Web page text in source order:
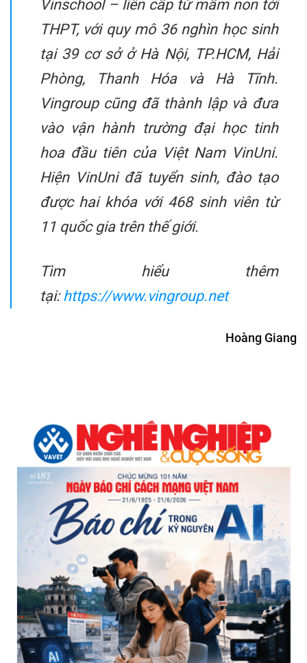
Vinschool – liên cấp từ mầm non tới
THPT, với quy mô 36 nghìn học sinh
tại 39 cơ sở ở Hà Nội, TP.HCM, Hải
Phòng, Thanh Hóa và Hà Tĩnh.
Vingroup cũng đã thành lập và đưa
vào vận hành trường đại học tinh
hoa đầu tiên của Việt Nam VinUni.
Hiện VinUni đã tuyển sinh, đào tạo
được hai khóa với 468 sinh viên từ
11 quốc gia trên thế giới.
Tìm hiểu thêm
tại:https://www.vingroup.net
Hoàng Giang